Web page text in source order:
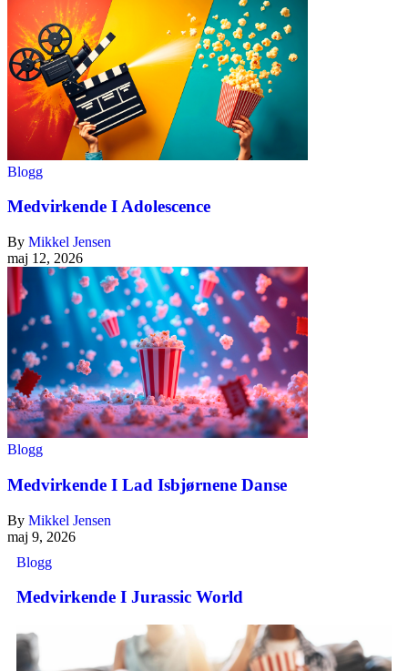
Blogg
Medvirkende I Jurassic World
Blogg
Medvirkende I Adolescence
By Mikkel Jensen
maj 12, 2026
Blogg
Medvirkende I Lad Isbjørnene Danse
By Mikkel Jensen
maj 9, 2026